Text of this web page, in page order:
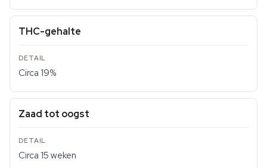
THC-gehalte
Circa 19%
Zaad tot oogst
Circa 15 weken